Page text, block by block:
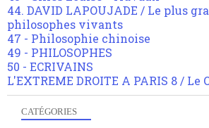
44. DAVID LAPOUJADE / Le plus
philosophes vivants
47 - Philosophie chinoise
49 - PHILOSOPHES
50 - ECRIVAINS
L'EXTREME DROITE A PARIS 8 /
CATÉGORIES